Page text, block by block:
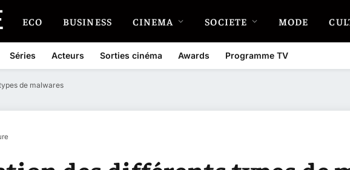
ECO BUSINESS CINEMA SOCIETE MODE
Séries Acteurs Sorties cinéma Awards Programme TV
de malwares